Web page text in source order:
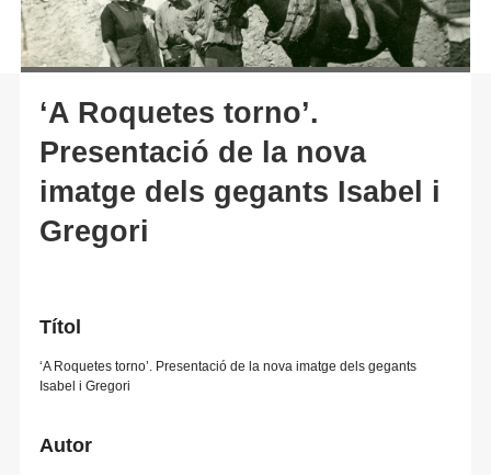
‘A Roquetes torno’.
Presentació de la nova
imatge dels gegants Isabel i
Gregori
Títol
‘A Roquetes torno’. Presentació de la nova imatge dels gegants
Isabel i Gregori
Autor